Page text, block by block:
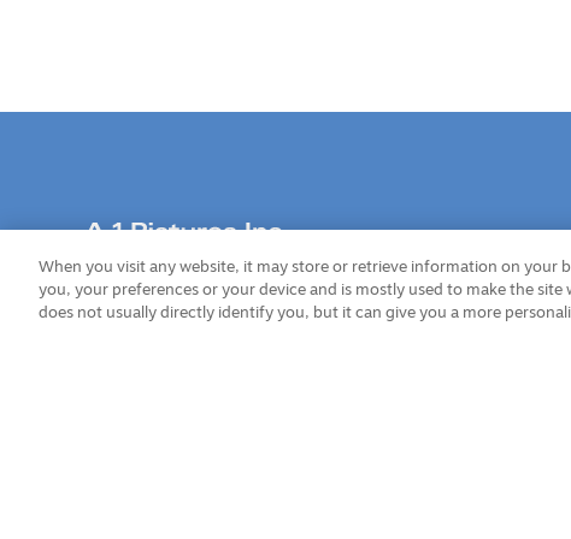
本社：〒166-0015 東京都杉並区成田東4丁目38番18号
When you visit any website, it may store or retrieve information on your
you, your preferences or your device and is mostly used to make the
does not usually directly identify you, but it can give you a more